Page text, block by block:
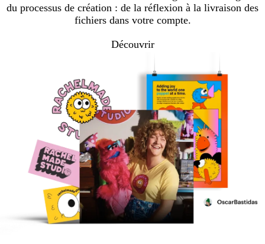
du processus de création : de la réflexion à la livraison des
fichiers dans votre compte.
Découvrir